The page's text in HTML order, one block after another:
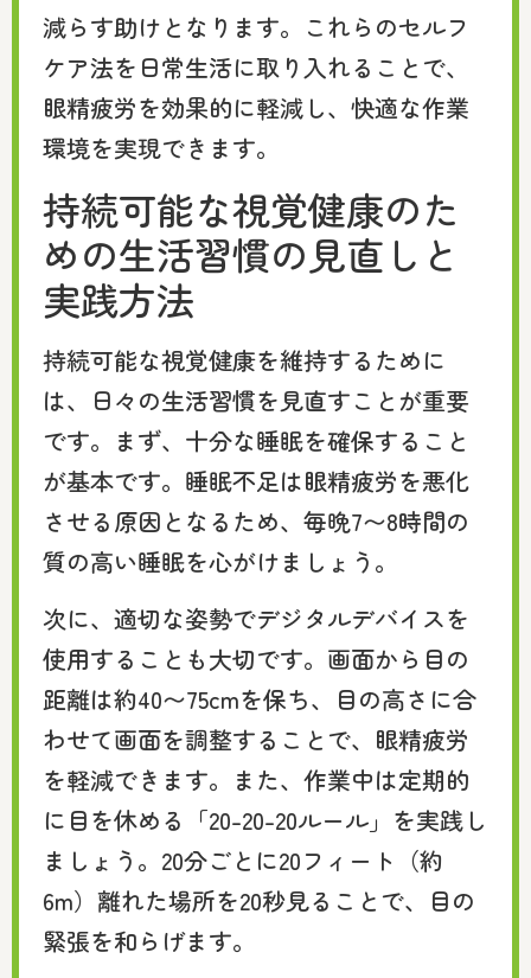
減らす助けとなります。これらのセルフ
ケア法を日常生活に取り入れることで、
眼精疲労を効果的に軽減し、快適な作業
環境を実現できます。
持続可能な視覚健康のた
めの生活習慣の見直しと
実践方法
持続可能な視覚健康を維持するために
は、日々の生活習慣を見直すことが重要
です。まず、十分な睡眠を確保すること
が基本です。睡眠不足は眼精疲労を悪化
させる原因となるため、毎晩7〜8時間の
質の高い睡眠を心がけましょう。
次に、適切な姿勢でデジタルデバイスを
使用することも大切です。画面から目の
距離は約40〜75cmを保ち、目の高さに合
わせて画面を調整することで、眼精疲労
を軽減できます。また、作業中は定期的
に目を休める「20-20-20ルール」を実践し
ましょう。20分ごとに20フィート（約
6m）離れた場所を20秒見ることで、目の
緊張を和らげます。